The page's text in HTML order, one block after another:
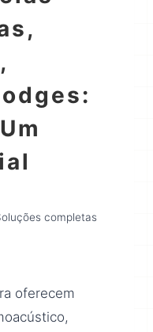
completas
oferecem